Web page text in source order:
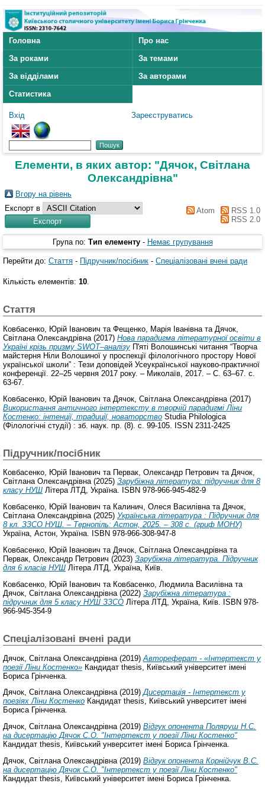
Головна
Про нас
За роками
За темами
За відділами
За авторами
Статистика
Вхід Зареєструватись
Елементи, в яких автор: "Дячок, Світлана
Олександрівна"
Вгору на рівень
Експорт в
Atom
RSS 1.0
RSS 2.0
Група по: Тип елементу - Немає групування
Перейти до: Стаття - Підручник/посібник - Спеціалізовані вчені ради
Кількість елементів: 10.
Стаття
Ковбасенко, Юрій Іванович та Фещенко, Марія Іванівна та Дячок,
Світлана Олександрівна (2017) Нова парадигма літературної освіти в
Україні крізь призму SWOT–аналізу П'яті Волошинські читання “Творча
майстерня Ніли Волошиної у проспекції філологічного простору Нової
української школи” : Тези доповідей Усеукраїнської науково-практичної
конференції. 22–25 червня 2017 року. – Миколаїв, 2017. – С. 63–67. с.
63-67.
Ковбасенко, Юрій Іванович та Дячок, Світлана Олександрівна (2017)
Використання античного інтеpтексту в творчій парадигмі Ліни
Костенко: інтенції, традиції, новаторство Studia Philologica
(Філологічні студії) : зб. наук. пр. (8). с. 99-105. ISSN 2311-2425
Підручник/посібник
Ковбасенко, Юрій Іванович та Первак, Олександр Петрович та Дячок,
Світлана Олександрівна(2025) Зарубіжна література: підручник для 8
класу НУШ Літера ЛТД, Україна. ISBN 978-966-945-482-9
Ковбасенко, Юрій Іванович та Калинич, Олеся Василівната Дячок,
Світлана Олександрівна(2025) Українська література : Підручник для
8 кл. ЗЗСО НУШ. – Тернопіль: Астон, 2025. – 308 с. (гриф МОНУ)
Україна, Астон, Україна. ISBN 978-966-308-947-8
Ковбасенко, Юрій Іванович та Дячок, Світлана Олександрівната
Первак, Олександр Петрович (2023) Зарубіжна література. Підручник
для 6 класів НУШ Літера ЛТД, Україна, Київ.
Ковбасенко, Юрій Іванович та Ковбасенко, Людмила Василівна та
Дячок, Світлана Олександрівна (2022) Зарубіжна література :
підручник для 5 класу НУШ ЗЗСО Літера ЛТД, Україна, Київ. ISBN 978-
966-945-354-9
Спеціалізовані вчені ради
Дячок, Світлана Олександрівна (2019) Автореферат - «Інтертекст у
поезії Ліни Костенко» Кандидат thesis, Київський університет імені
Бориса Грінченка.
Дячок, Світлана Олександрівна(2019)Дисертація - Інтертекст у
поезіях Ліни Костенко Кандидат thesis, Київський унверситет імені
Бориса Грінченка.
Дячок, Світлана Олександрівна(2019) Відгук опонента Поляруш Н.С.
на дисертацію Дячок С.О. "Інтертекст у поезії Ліни Костенко"
Кандидат thesis, Київський унверситет імені Бориса Грінченка.
Дячок, Світлана Олександрівна(2019) Відгук опонента Корнійчук В.С.
на дисертацію Дячок С.О. "Інтертекст у поезії Ліни Костенко"
Кандидат thesis, Київський університет імені Бориса Грінченка.